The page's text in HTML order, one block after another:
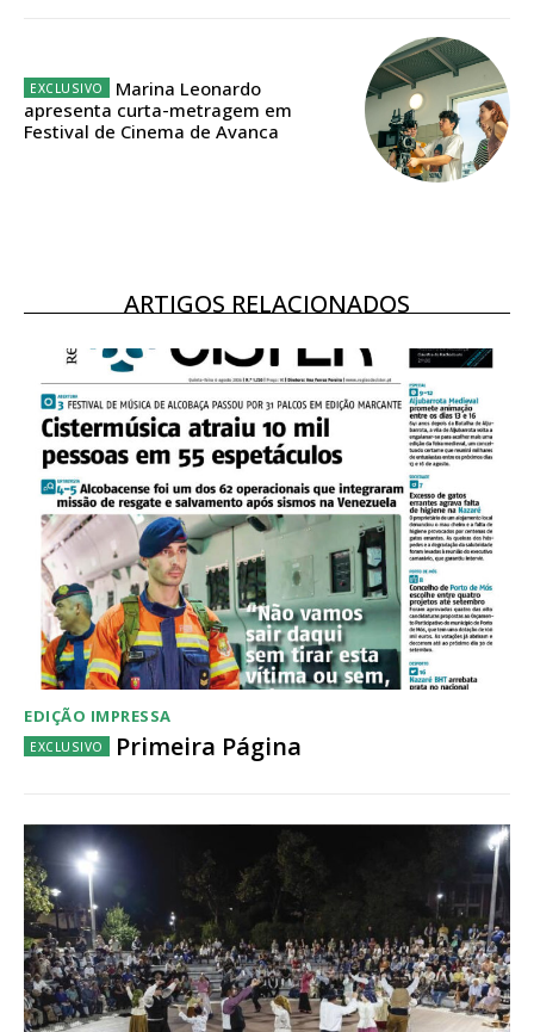
Marina Leonardo
apresenta curta-metragem em
Festival de Cinema de Avanca
ARTIGOS RELACIONADOS
EDIÇÃO IMPRESSA
Primeira Página